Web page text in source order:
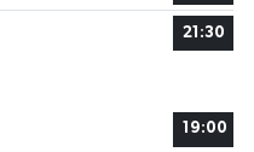
21:30
19:00